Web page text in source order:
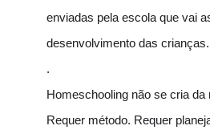
enviadas pela escola que vai
desenvolvimento das crianças.
.
Homeschooling não se cria da
Requer método. Requer